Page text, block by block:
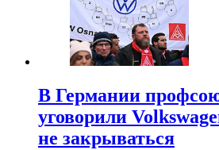
В Германии
уговорили
не закрываться